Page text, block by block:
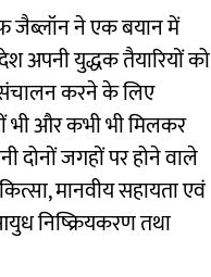
जैब्लॉन ने एक बयान में
अपनी युद्धक तैयारियों को
करने के लिए
और कभी भी मिलकर
जगहों पर होने वाले
मानवीय सहायता एवं
निष्क्रियकरण तथा